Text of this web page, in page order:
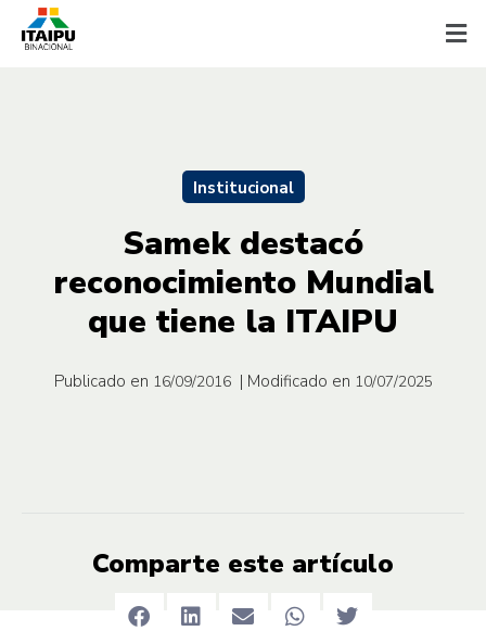
Institucional
Samek destacó
reconocimiento Mundial
que tiene la ITAIPU
Publicado en 16/09/2016 | Modificado en 10/07/2025
Comparte este artículo